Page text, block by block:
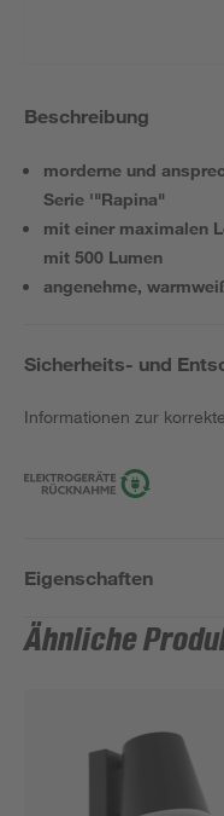
Beschreibung
morderne und
Serie '"Rapina"
mit einer maximalen
mit 500 Lumen
angenehme,
Sicherheits- und
Informationen zur
Eigenschaften
Ähnliche